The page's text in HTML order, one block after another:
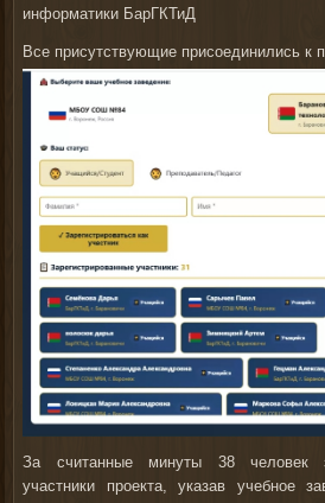
информатики БарГКТиД
Все присутствующие присоединились к
За считанные минуты 38 человек
участники проекта, указав учебное